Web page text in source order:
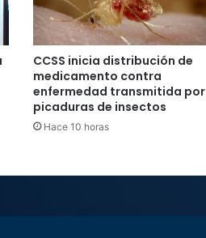
CCSS inicia distribución de
medicamento contra
enfermedad transmitida por
picaduras de insectos
Hace 10 horas